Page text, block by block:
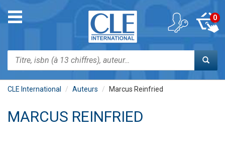
contenu
Toggle
navigation
Rechercher
0
CLE International Auteurs Marcus Reinfried
MARCUS REINFRIED